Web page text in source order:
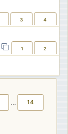
3 4
1 2
… 14